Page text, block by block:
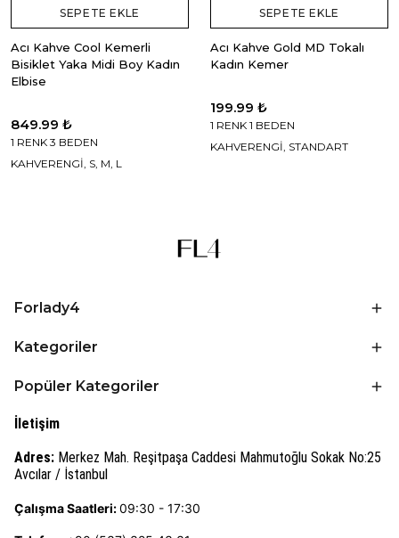
SEPETE EKLE
Acı Kahve Cool Kemerli
Bisiklet Yaka Midi Boy Kadın
Elbise
849.99 ₺
1 RENK 3 BEDEN
KAHVERENGİ, S, M, L
SEPETE EKLE
Acı Kahve Gold MD Tokalı
Kadın Kemer
199.99 ₺
1 RENK 1 BEDEN
KAHVERENGİ, STANDART
Forlady4
Kategoriler
Popüler Kategoriler
İletişim
Adres: Merkez Mah. Reşitpaşa Caddesi Mahmutoğlu Sokak No:25
Avcılar / İstanbul
Çalışma Saatleri:09:30 - 17:30